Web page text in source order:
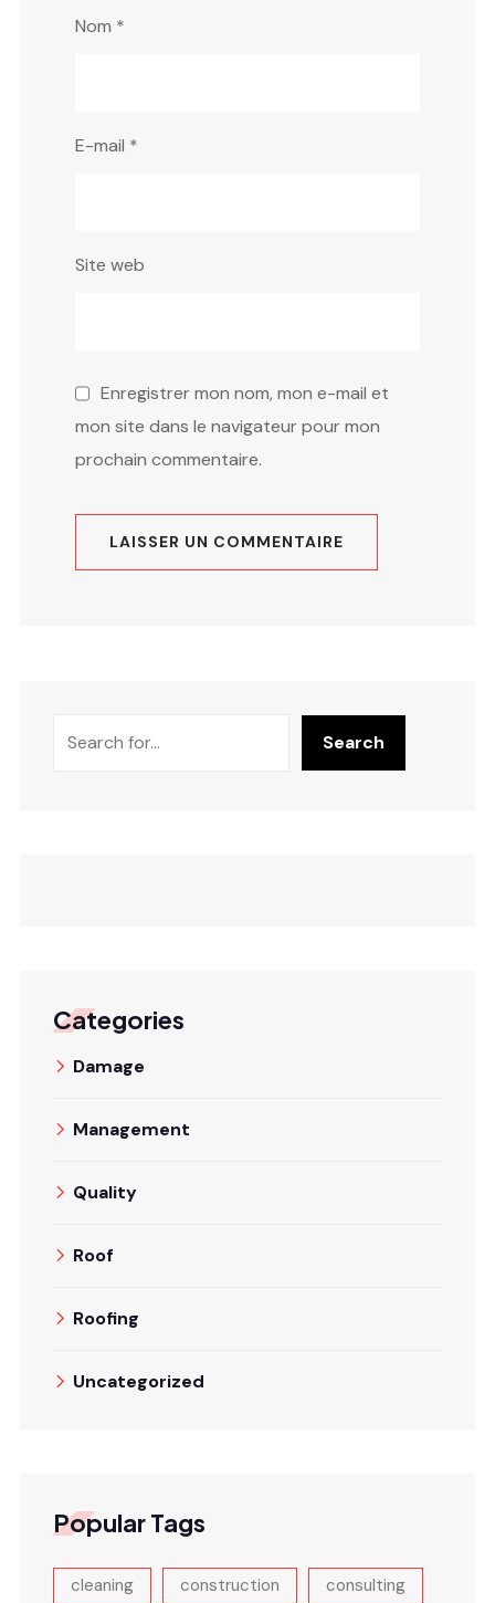
Nom *
E-mail *
Site web
Enregistrer mon nom, mon e-mail et
mon site dans le navigateur pour mon
prochain commentaire.
Search
Categories
Damage
Management
Quality
Roof
Roofing
Uncategorized
Popular Tags
cleaning construction consulting